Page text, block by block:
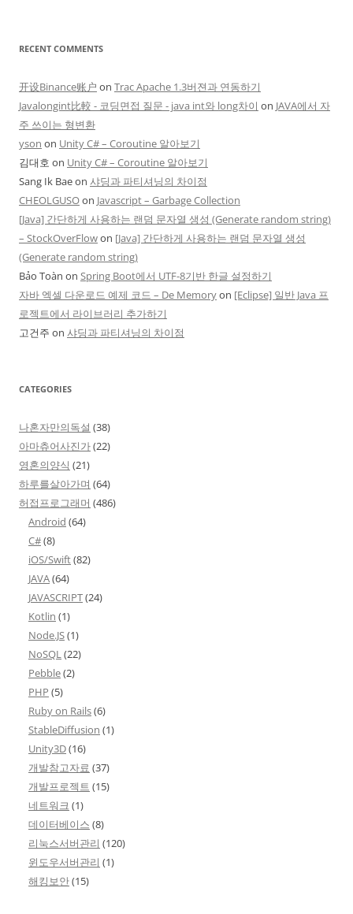
RECENT COMMENTS
开设Binance账户 on Trac Apache 1.3버젼과 연동하기
Javalongint比較 - 코딩면접 질문 - java int와 long차이 on JAVA에서 자
주 쓰이는 형변환
yson on Unity C# – Coroutine 알아보기
김대호 on Unity C# – Coroutine 알아보기
Sang Ik Baeon 샤딩과 파티셔닝의 차이점
CHEOLGUSOon Javascript – Garbage Collection
[Java] 간단하게 사용하는 랜덤 문자열 생성 (Generate random string)
– StockOverFlowon [Java] 간단하게 사용하는 랜덤 문자열 생성
(Generate random string)
Bảo Toàn on Spring Boot에서 UTF-8기반 한글 설정하기
자바 엑셀 다운로드 예제 코드 – De Memoryon [Eclipse] 일반 Java 프
로젝트에서 라이브러리 추가하기
고건주 on 샤딩과 파티셔닝의 차이점
CATEGORIES
나혼자만의독설 (38)
아마츄어사진가(22)
영혼의양식 (21)
하루를살아가며 (64)
허접프로그래머 (486)
Android (64)
C#(8)
iOS/Swift(82)
JAVA(64)
JAVASCRIPT(24)
Kotlin (1)
Node.JS(1)
NoSQL(22)
Pebble(2)
PHP (5)
Ruby on Rails(6)
StableDiffusion (1)
Unity3D(16)
개발참고자료 (37)
개발프로젝트 (15)
네트워크 (1)
데이터베이스 (8)
리눅스서버관리 (120)
윈도우서버관리 (1)
해킹보안(15)